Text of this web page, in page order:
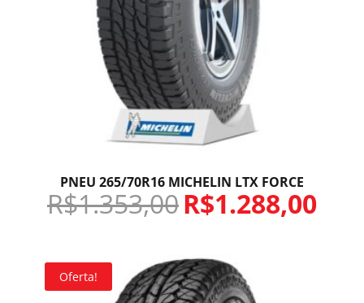
PNEU 265/70R16 MICHELIN LTX FORCE
R$1.353,00R$1.288,00
Oferta!